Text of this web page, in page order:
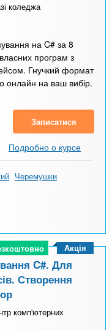
коледжа
на C# за 8
програм з
Гнучкий формат
онлайн на ваш вибір.
Записатися
Подробно о курсе
Черемушки
C#. Для
Створення
комп'ютерних
Акція